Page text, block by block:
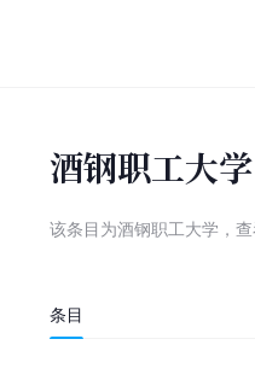
酒钢职工大学
该条目为酒钢职工大学 ，
条目